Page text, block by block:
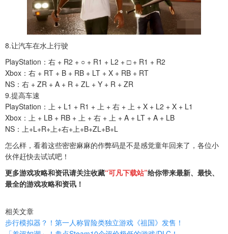
8.让汽车在水上行驶
PlayStation：右 + R2 + ○ + R1 + L2 + □ + R1 + R2
Xbox：右 + RT + B + RB + LT + X + RB + RT
NS：右 + ZR + A + R + ZL + Y + R + ZR
9.提高车速
PlayStation：上 + L1 + R1 + 上 + 右 + 上 + X + L2 + X + L1
Xbox：上 + LB + RB + 上 + 右 + 上 + A + LT + A + LB
NS：上+L+R+上+右+上+B+ZL+B+L
怎么样，看着这些密密麻麻的作弊码是不是感觉童年回来了，各位小
伙伴赶快去试试吧！
更多游戏攻略和资讯请关注收藏“可凡下载站”给你带来最新、最快、
最全的游戏攻略和资讯！
相关文章
步行模拟器？！第一人称冒险类独立游戏《祖国》发售！